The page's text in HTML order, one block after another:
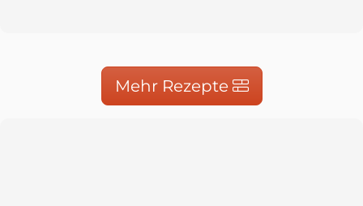
Mehr Rezepte